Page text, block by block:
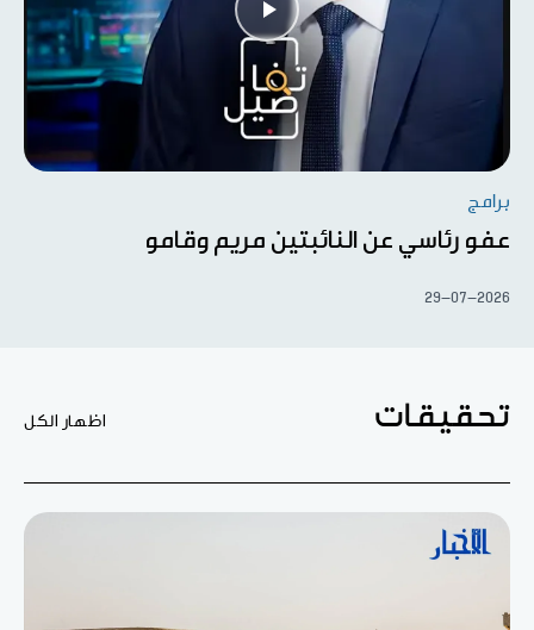
برامج
عفو رئاسي عن النائبتين مريم وقامو
29-07-2026
تحقيقات اظهار الكل